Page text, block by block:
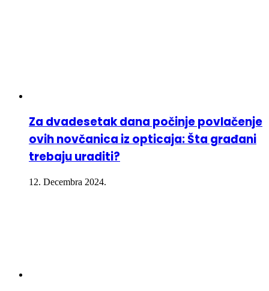
Za dvadesetak dana počinje povlačenje
ovih novčanica iz opticaja: Šta građani
trebaju uraditi?
12. Decembra 2024.